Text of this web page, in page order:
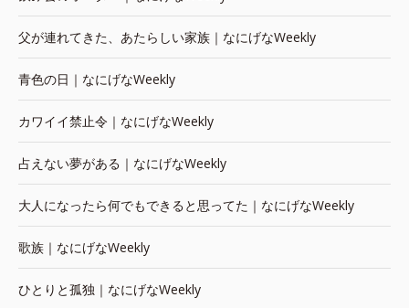
父が連れてきた、あたらしい家族｜なにげなWeekly
青色の日｜なにげなWeekly
カワイイ禁止令｜なにげなWeekly
占えない夢がある｜なにげなWeekly
大人になったら何でもできると思ってた｜なにげなWeekly
歌族｜なにげなWeekly
ひとりと孤独｜なにげなWeekly